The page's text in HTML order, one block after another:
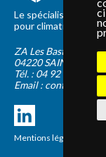
Le spécialiste
pour climatisation et
ZA Les Bastides
04220 SAINTE-TULLE
Tél. : 04 92 75 89 55
Email :
Mentions légales